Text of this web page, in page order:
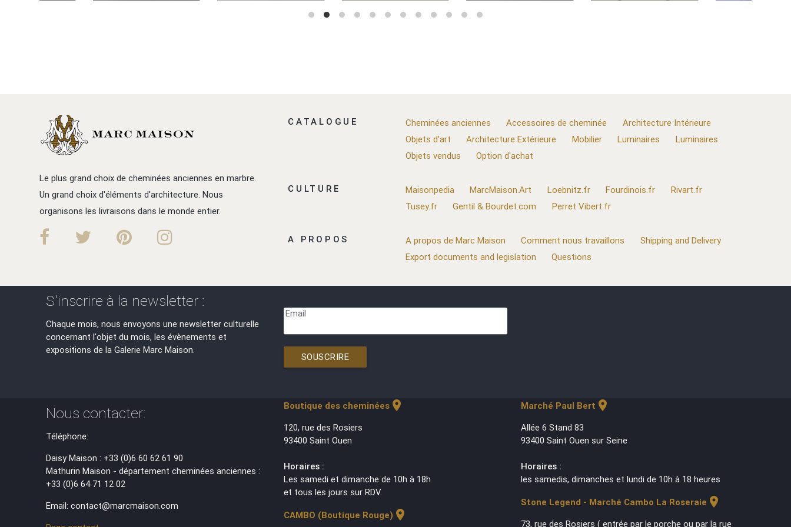
Le plus grand choix de cheminées anciennes en marbre.
Un grand choix d'éléments d'architecture. Nous
organisons les livraisons dans le monde entier.
CATALOGUE Cheminées anciennes Accessoires de cheminée
Architecture Intérieure
Objets d'art
Architecture Extérieure Mobilier Luminaires
Luminaires
Objets vendus
Option d'achat
CULTURE Maisonpedia MarcMaison.Art Loebnitz.fr Fourdinois.fr
Rivart.fr
Tusey.fr
Gentil & Bourdet.com Perret Vibert.fr
A PROPOS A propos de Marc Maison Comment nous travaillons
Shipping and Delivery
Export documents and legislation
Questions
S'inscrire à la newsletter :
Chaque mois, nous envoyons une newsletter culturelle
concernant l'objet du mois, les évènements et
expositions de la Galerie Marc Maison.
Email
SOUSCRIRE
Nous contacter:
Téléphone:
Daisy Maison : +33 (0)6 60 62 61 90
Mathurin Maison - département cheminées anciennes :
+33 (0)6 64 71 12 02
Email: contact@marcmaison.com
Boutique des cheminéeslocation_on
120, rue des Rosiers
93400 Saint Ouen
Horaires :
Les samedi et dimanche de 10h à 18h
et tous les jours sur RDV.
CAMBO (Boutique Rouge) location_on
Marché Paul Bert location_on
Allée 6 Stand 83
93400 Saint Ouen sur Seine
Horaires :
les samedis, dimanches et lundi de 10h à 18 heures
Stone Legend - Marché Cambo La Roseraie location_on
73, rue des Rosiers ( entrée par le porche ou par la rue